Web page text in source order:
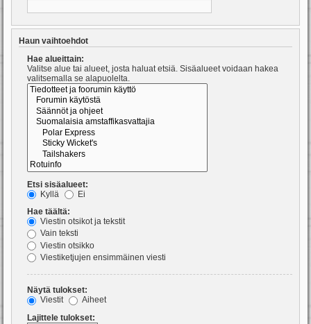
Haun vaihtoehdot
Hae alueittain:
Valitse alue tai alueet, josta haluat etsiä. Sisäalueet voidaan hakea
valitsemalla se alapuolelta.
Etsi sisäalueet:
Kyllä
Ei
Hae täältä:
Viestin otsikot ja tekstit
Vain teksti
Viestin otsikko
Viestiketjujen ensimmäinen viesti
Näytä tulokset:
Viestit
Aiheet
Lajittele tulokset: